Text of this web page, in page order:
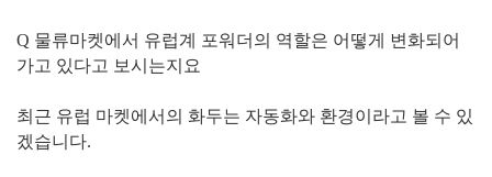
Q 물류마켓에서 유럽계 포워더의 역할은 어떻게 변화되어
가고 있다고 보시는지요
최근 유럽 마켓에서의 화두는 자동화와 환경이라고 볼 수 있
겠습니다.